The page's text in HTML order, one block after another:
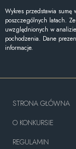
Wykres przedstawia sumę
poszczególnych latach.
uwzględnionych w
pochodzenia. Dane
informacje.
STRONA GŁÓWNA
O KONKURSIE
REGULAMIN